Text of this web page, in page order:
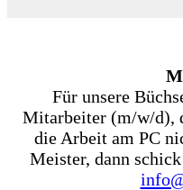
Für unsere
Mitarbeiter (m/w/d),
die Arbeit am PC
Meister, dann